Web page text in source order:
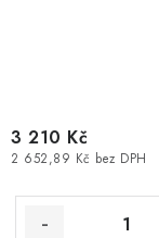
2 652,89 Kč bez DPH
3 210 Kč